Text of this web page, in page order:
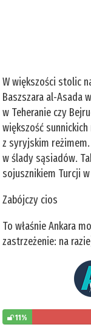
W większości stolic
Baszszara al-Asada
w Teheranie czy
większość
z syryjskim
w ślady sąsiadów.
sojusznikiem Turcji
Zabójczy cios
To właśnie Ankara
zastrzeżenie: na
11%